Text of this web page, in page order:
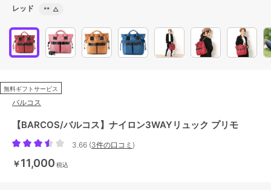
レッド ** △
無料ギフトサービス
バルコス
【BARCOS/バルコス】ナイロン3WAYリュック プリモ
3.66 (3件の口コミ )
￥11,000 税込